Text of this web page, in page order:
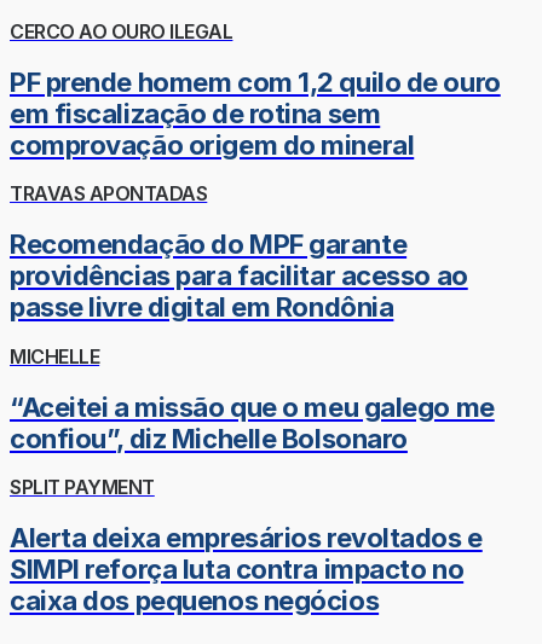
CERCO AO OURO ILEGAL
PF prende homem com 1,2 quilo de ouro
em fiscalização de rotina sem
comprovação origem do mineral
TRAVAS APONTADAS
Recomendação do MPF garante
providências para facilitar acesso ao
passe livre digital em Rondônia
MICHELLE
“Aceitei a missão que o meu galego me
confiou”, diz Michelle Bolsonaro
SPLIT PAYMENT
Alerta deixa empresários revoltados e
SIMPI reforça luta contra impacto no
caixa dos pequenos negócios